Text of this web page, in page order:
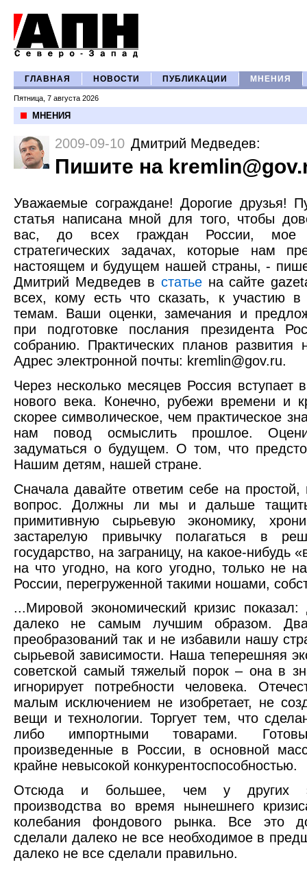
ГЛАВНАЯ НОВОСТИ ПУБЛИКАЦИИ МНЕНИЯ
Пятница, 7 августа 2026
МНЕНИЯ
2009-09-10 Дмитрий Медведев:
Пишите на
Уважаемые сограждане! Дорогие друзья!
статья написана мной для того, чтобы
вас, до всех граждан России, мое
стратегических задачах, которые нам
настоящем и будущем нашей страны, -
Дмитрий Медведев в статьена сайте
всех, кому есть что сказать, к участию
темам. Ваши оценки, замечания и
при подготовке послания президента
собранию. Практических планов развития
Адрес электронной почты: kremlin@gov.ru.
Через несколько месяцев Россия вступает
нового века. Конечно, рубежи времени и
скорее символическое, чем практическое
нам повод осмыслить прошлое.
задуматься о будущем. О том, что
Нашим детям, нашей стране.
Сначала давайте ответим себе на простой,
вопрос. Должны ли мы и дальше
примитивную сырьевую экономику,
застарелую привычку полагаться в
государство, на заграницу, на какое-нибудь
на что угодно, на кого угодно, только не
России, перегруженной такими ношами,
...Мировой экономический кризис
далеко не самым лучшим образом.
преобразований так и не избавили нашу
сырьевой зависимости. Наша теперешняя
советской самый тяжелый порок – она в
игнорирует потребности человека.
малым исключением не изобретает, не
вещи и технологии. Торгует тем, что
либо импортными товарами.
произведенные в России, в основной
крайне невысокой конкурентоспособностью.
Отсюда и большее, чем у других
производства во время нынешнего
колебания фондового рынка. Все это
сделали далеко не все необходимое в
далеко не все сделали правильно.